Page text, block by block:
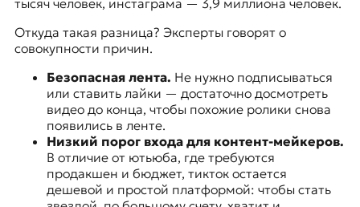
е
и
Откуда такая разница? Эксперты говорят о
совокупности причин.
Безопасная лента. Не нужно подписываться
или ставить лайки — достаточно досмотреть
видео до конца, чтобы похожие ролики снова
появились в ленте.
Низкий порог входа для контент-мейкеров.
В отличие от ютьюба, где требуются
продакшен и бюджет, тикток остается
дешевой и простой платформой: чтобы стать